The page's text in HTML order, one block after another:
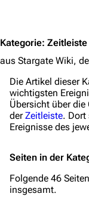
Kategorie: Zeitleiste
aus Stargate Wiki,
Die Artikel dieser
wichtigsten
Übersicht über
derZeitleiste. Dort
Ereignisse des
Seiten in der
Folgende 46
insgesamt.